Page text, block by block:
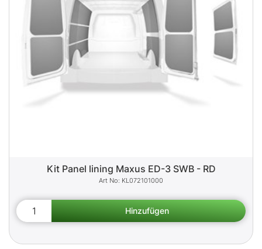
Kit Panel lining Maxus ED-3 SWB - RD
KL072101000